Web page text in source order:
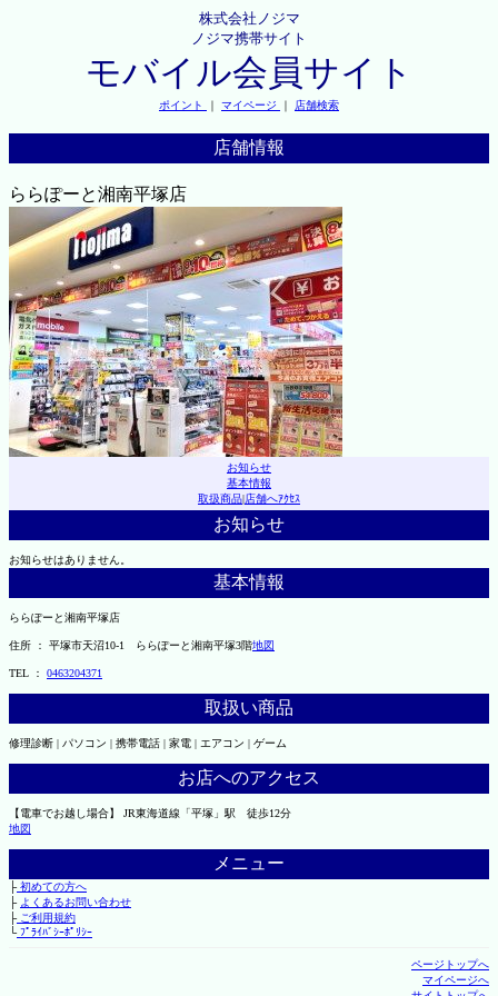
株式会社ノジマ
ノジマ携帯サイト
モバイル会員サイト
ポイント ｜ マイページ ｜ 店舗検索
店舗情報
ららぽーと湘南平塚店
お知らせ
基本情報
取扱商品|店舗へｱｸｾｽ
お知らせ
お知らせはありません。
基本情報
ららぽーと湘南平塚店
住所 ： 平塚市天沼10-1 ららぽーと湘南平塚3階地図
TEL ： 0463204371
取扱い商品
修理診断 | パソコン | 携帯電話 | 家電 | エアコン | ゲーム
お店へのアクセス
【電車でお越し場合】 JR東海道線「平塚」駅 徒歩12分
地図
メニュー
├初めての方へ
├ よくあるお問い合わせ
├ご利用規約
└ﾌﾟﾗｲﾊﾞｼｰﾎﾟﾘｼｰ
ページトップへ
マイページへ